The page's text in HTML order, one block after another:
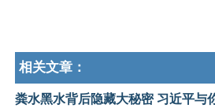
相关文章：
粪水黑水背后隐藏大秘密 习近平与